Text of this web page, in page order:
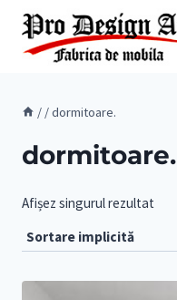
Skip
content
/ /dormitoare.
dormitoare.
Afișez singurul rezultat